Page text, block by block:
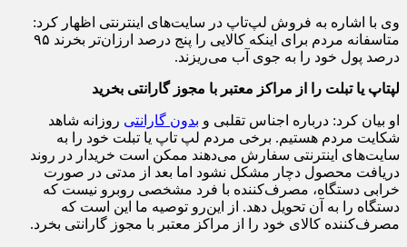
وی با اشاره به فروش لپ‌تاپ در سایت‌های اینترنتی اظهار کرد:
متاسفانه مردم برای اینکه کالایی را پنج درصد ارزان‌تر بخرند ۹۵
درصد پول خود را به جوی آب می‌ریزند.
لپتاپ یا تبلت را از مراکز معتبر با مجوز گارانتی بخرید
او بیان کرد: درباره اجناس تقلبی و بدون گارانتی روزانه شاهد
شکایت مردم هستیم. برخی مردم لپ تاپ یا تبلت خود را به
سایت‌های اینترنتی سفارش می‌دهند ممکن است خریدار در روند
دریافت محصول دچار مشکل نشود اما بعد از مدتی در صورت
خرابی دستگاه، مصرف‌کننده با فرد مشخصی روبرو نیست که
دستگاه را به آن تحویل دهد. از این‌رو توصیه ما این است که
مصرف‌کننده‌ کالای خود را از مراکز معتبر با مجوز گارانتی بخرد.